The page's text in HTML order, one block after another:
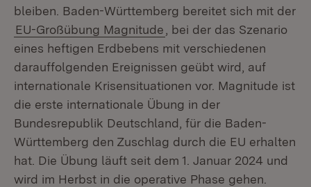
bleiben. Baden-Württemberg bereitet sich mit der
EU-Großübung Magnitude
, bei der das Szenario
eines heftigen Erdbebens mit verschiedenen
darauffolgenden Ereignissen geübt wird, auf
internationale Krisensituationen vor. Magnitude ist
die erste internationale Übung in der
Bundesrepublik Deutschland, für die Baden-
Württemberg den Zuschlag durch die EU erhalten
hat. Die Übung läuft seit dem 1. Januar 2024 und
wird im Herbst in die operative Phase gehen.